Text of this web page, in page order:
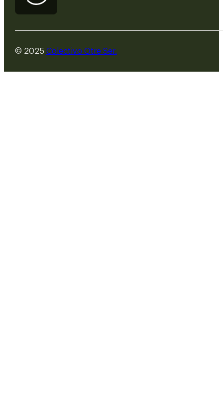
© 2025 Colectivo Otre Ser.